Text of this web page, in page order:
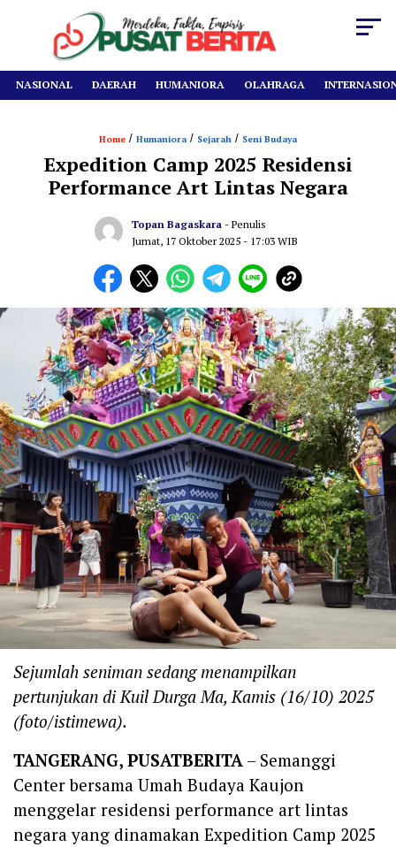
NASIONAL DAERAH HUMANIORA OLAHRAGA
Home / Humaniora / Sejarah / Seni Budaya
Expedition Camp 2025 Residensi
Performance Art Lintas Negara
Topan Bagaskara - Penulis
Jumat, 17 Oktober 2025 - 17:03 WIB
Sejumlah seniman sedang menampilkan
pertunjukan di Kuil Durga Ma, Kamis (16/10) 2025
(foto/istimewa).
TANGERANG, PUSATBERITA – Semanggi
Center bersama Umah Budaya Kaujon
menggelar residensi performance art lintas
negara yang dinamakan Expedition Camp 2025